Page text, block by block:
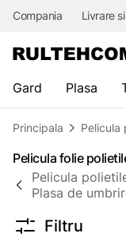
Compania Livrare
Gard Plasa
Principala Pelicula
Pelicula folie
Pelicula
Plasa de
Filtru